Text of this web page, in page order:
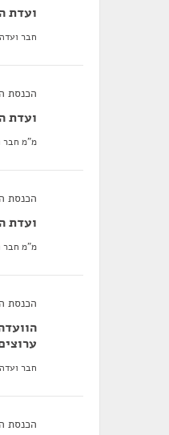
ועדת
חבר ועדה
הכנסת ה-20 מ-26/03/2018 עד
ועדת
מ"מ חבר
הכנסת ה-20 מ-26/03/2018 עד
ועדת
מ"מ חבר
הכנסת ה-20 מ-28/12/2017 עד
חבר ועדה
הכנסת ה-20 מ-27/11/2017 עד